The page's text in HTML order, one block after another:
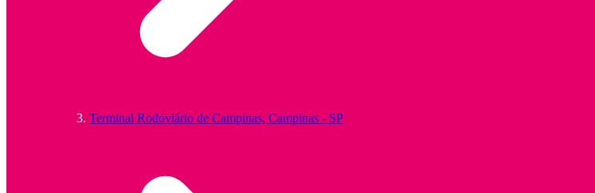
Terminal Rodoviário de Campinas, Campinas - SP